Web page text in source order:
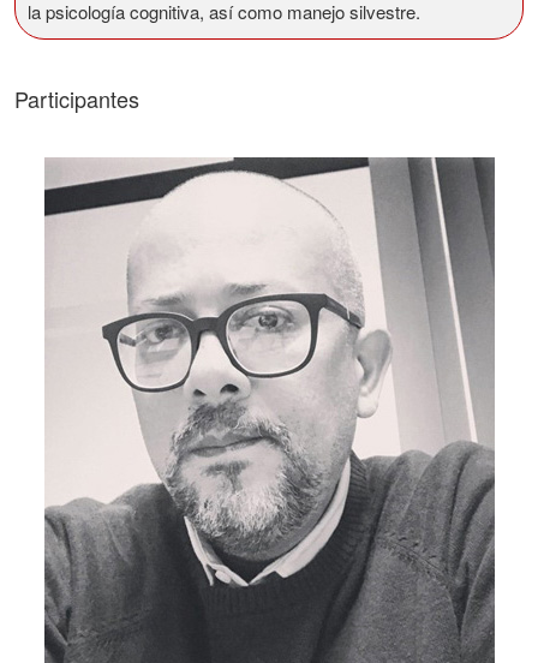
la psicología cognitiva, así como manejo silvestre.
Participantes